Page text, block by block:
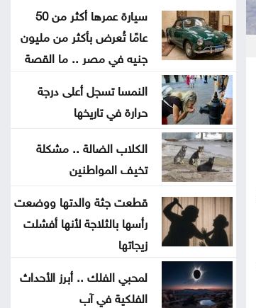
بأكثر من مليون جنيه في مصر .. ما
القصة
نقص الشرائح يلاحق آبل .. هل تتأثر
أجهزة آيفون وماك؟
هل أصبحت الهواتف القابلة للطي
مملة؟
5 إشارات قد يرسلها القلب قبل
الجلطة .. لا تتجاهلها
العدو الخفي للمسافرين .. لماذا
يرهقك اختلاف التوقيت
سيارة عمرها أكثر من 50
عامًا تُعرض بأكثر من مليون
جنيه في مصر .. ما القصة
النمسا تسجل أعلى درجة
حرارة في تاريخها
الكلاب الضالة .. مشكلة
تخيف المواطنين
قطعت جثة والدتها ووضعت
رأسها بالثلاجة لأنها أفشلت
زيجاتها
لمحبي الفلك .. أبرز الأحداث
الفلكية في آب